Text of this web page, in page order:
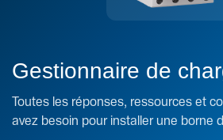
Gestionnaire de
Toutes les réponses, ressources et
avez besoin pour installer une borne